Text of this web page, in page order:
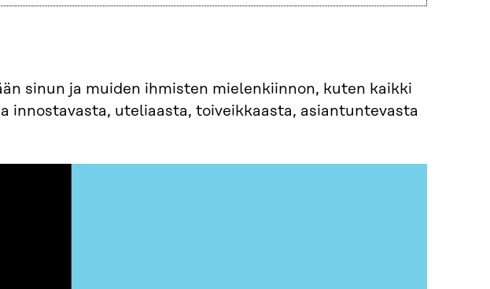
sinun ja muiden ihmisten mielenkiinnon, kuten kaikki
innostavasta, uteliaasta, toiveikkaasta, asiantuntevasta